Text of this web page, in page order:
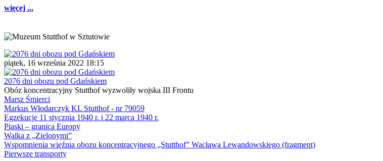
więcej ...
piątek, 16 września 2022 18:15
2076 dni obozu pod Gdańskiem
Obóz koncentracyjny Stutthof wyzwoliły wojska III Frontu
Marsz Śmierci
Markus Włodarczyk KL Stutthof - nr 79059
Egzekucje 11 stycznia 1940 r. i 22 marca 1940 r.
Piaski – granica Europy
Walka z „Zielonymi”
Wspomnienia więźnia obozu koncentracyjnego „Stutthof” Wacława Lewandowskiego (fragment)
Pierwsze transporty